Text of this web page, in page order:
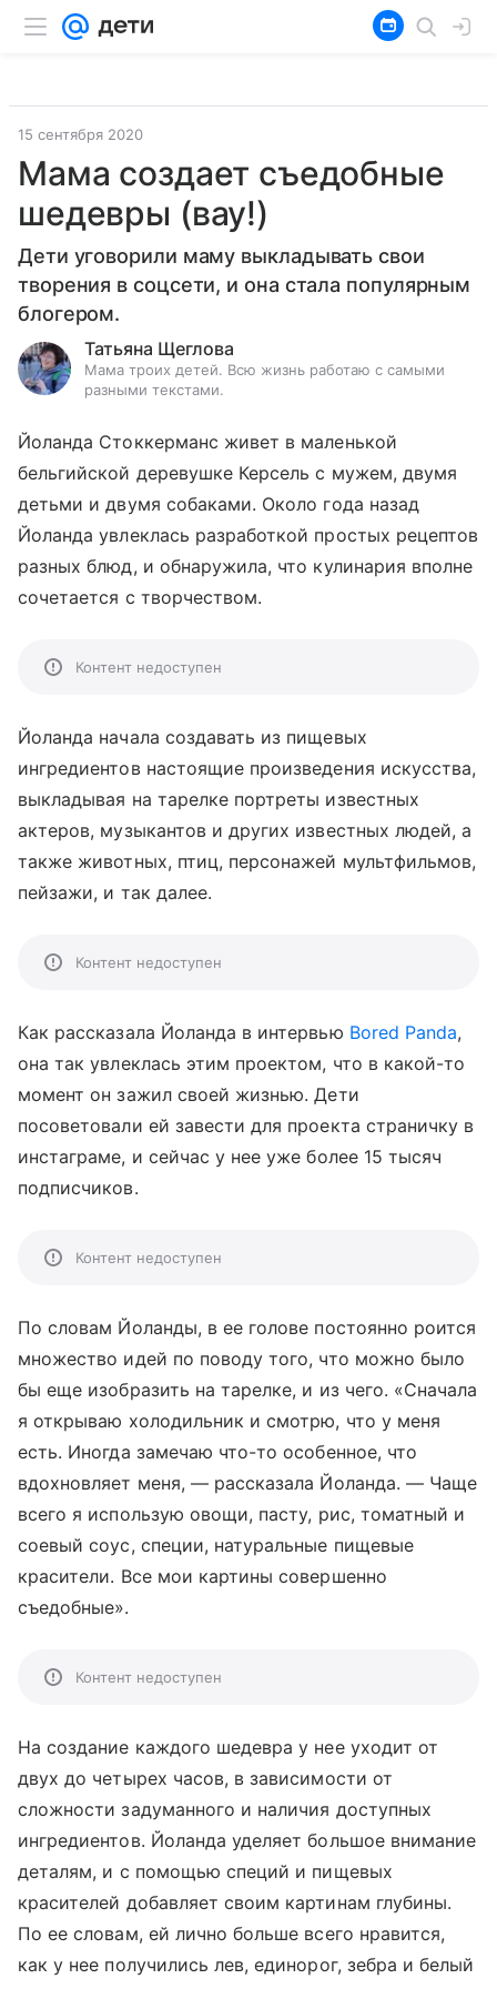
15 сентября 2020
Мама создает съедобные
шедевры (вау!)
Дети уговорили маму выкладывать свои
творения в соцсети, и она стала популярным
блогером.
Татьяна Щеглова
Мама троих детей. Всю жизнь работаю с самыми
разными текстами.
Йоланда Стоккерманс живет в маленькой
бельгийской деревушке Керсель с мужем, двумя
детьми и двумя собаками. Около года назад
Йоланда увлеклась разработкой простых рецептов
разных блюд, и обнаружила, что кулинария вполне
сочетается с творчеством.
Контент недоступен
Йоланда начала создавать из пищевых
ингредиентов настоящие произведения искусства,
выкладывая на тарелке портреты известных
актеров, музыкантов и других известных людей, а
также животных, птиц, персонажей мультфильмов,
пейзажи, и так далее.
Контент недоступен
Как рассказала Йоланда в интервью Bored Panda,
она так увлеклась этим проектом, что в какой-то
момент он зажил своей жизнью. Дети
посоветовали ей завести для проекта страничку в
инстаграме, и сейчас у нее уже более 15 тысяч
подписчиков.
Контент недоступен
По словам Йоланды, в ее голове постоянно роится
множество идей по поводу того, что можно было
бы еще изобразить на тарелке, и из чего. «Сначала
я открываю холодильник и смотрю, что у меня
есть. Иногда замечаю что-то особенное, что
вдохновляет меня, — рассказала Йоланда. — Чаще
всего я использую овощи, пасту, рис, томатный и
соевый соус, специи, натуральные пищевые
красители. Все мои картины совершенно
съедобные».
Контент недоступен
На создание каждого шедевра у нее уходит от
двух до четырех часов, в зависимости от
сложности задуманного и наличия доступных
ингредиентов. Йоланда уделяет большое внимание
деталям, и с помощью специй и пищевых
красителей добавляет своим картинам глубины.
По ее словам, ей лично больше всего нравится,
как у нее получились лев, единорог, зебра и белый